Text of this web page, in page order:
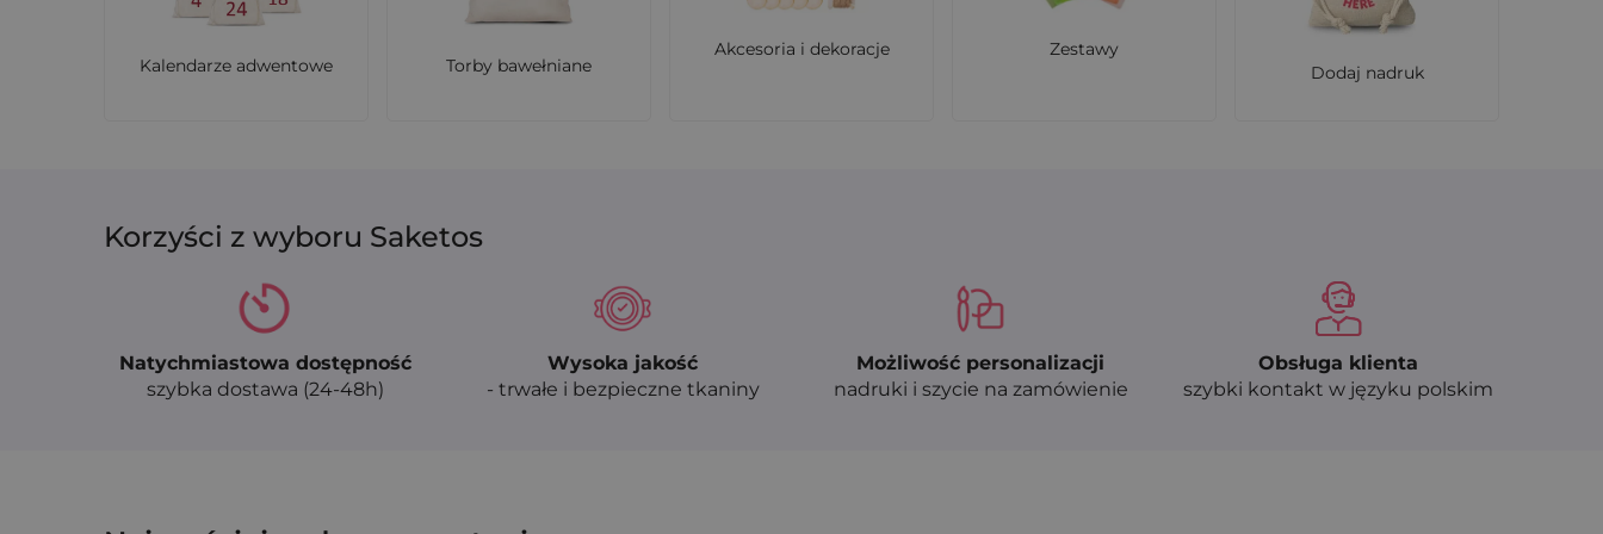
Kalendarze adwentowe Torby bawełniane
Akcesoria i dekoracje
Zestawy
Dodaj nadruk
Korzyści z wyboru Saketos
Natychmiastowa dostępność
szybka dostawa (24-48h)
Wysoka jakość
- trwałe i bezpieczne tkaniny
Możliwość personalizacji
nadruki i szycie na zamówienie
Obsługa klienta
szybki kontakt w języku polskim